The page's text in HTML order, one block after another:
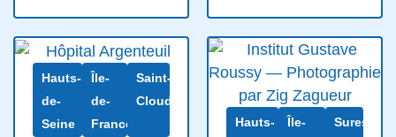
Hauts-
de-
Seine
Île-
de-
France
Saint-
Cloud
Hauts-
Île-
Suresnes